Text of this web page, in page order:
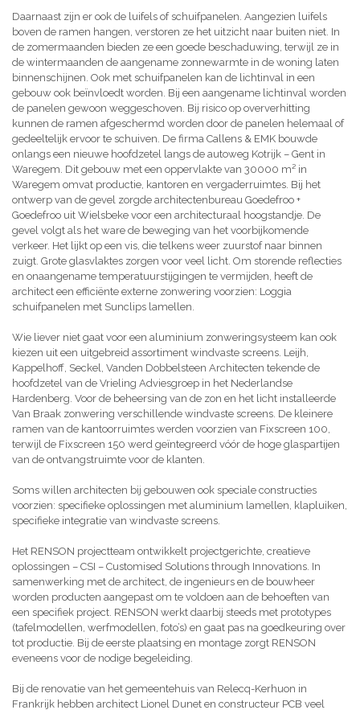
Daarnaast zijn er ook de luifels of schuifpanelen. Aangezien luifels
boven de ramen hangen, verstoren ze het uitzicht naar buiten niet. In
de zomermaanden bieden ze een goede beschaduwing, terwijl ze in
de wintermaanden de aangename zonnewarmte in de woning laten
binnenschijnen. Ook met schuifpanelen kan de lichtinval in een
gebouw ook beïnvloedt worden. Bij een aangename lichtinval worden
de panelen gewoon weggeschoven. Bij risico op oververhitting
kunnen de ramen afgeschermd worden door de panelen helemaal of
gedeeltelijk ervoor te schuiven. De firma Callens & EMK bouwde
onlangs een nieuwe hoofdzetel langs de autoweg Kotrijk – Gent in
Waregem. Dit gebouw met een oppervlakte van 30000 m² in
Waregem omvat productie, kantoren en vergaderruimtes. Bij het
ontwerp van de gevel zorgde architectenbureau Goedefroo +
Goedefroo uit Wielsbeke voor een architecturaal hoogstandje. De
gevel volgt als het ware de beweging van het voorbijkomende
verkeer. Het lijkt op een vis, die telkens weer zuurstof naar binnen
zuigt. Grote glasvlaktes zorgen voor veel licht. Om storende reflecties
en onaangename temperatuurstijgingen te vermijden, heeft de
architect een efficiënte externe zonwering voorzien: Loggia
schuifpanelen met Sunclips lamellen.
Wie liever niet gaat voor een aluminium zonweringsysteem kan ook
kiezen uit een uitgebreid assortiment windvaste screens. Leijh,
Kappelhoff, Seckel, Vanden Dobbelsteen Architecten tekende de
hoofdzetel van de Vrieling Adviesgroep in het Nederlandse
Hardenberg. Voor de beheersing van de zon en het licht installeerde
Van Braak zonwering verschillende windvaste screens. De kleinere
ramen van de kantoorruimtes werden voorzien van Fixscreen 100,
terwijl de Fixscreen 150 werd geïntegreerd vóór de hoge glaspartijen
van de ontvangstruimte voor de klanten.
Soms willen architecten bij gebouwen ook speciale constructies
voorzien: specifieke oplossingen met aluminium lamellen, klapluiken,
specifieke integratie van windvaste screens.
Het RENSON projectteam ontwikkelt projectgerichte, creatieve
oplossingen – CSI – Customised Solutions through Innovations. In
samenwerking met de architect, de ingenieurs en de bouwheer
worden producten aangepast om te voldoen aan de behoeften van
een specifiek project. RENSON werkt daarbij steeds met prototypes
(tafelmodellen, werfmodellen, foto’s) en gaat pas na goedkeuring over
tot productie. Bij de eerste plaatsing en montage zorgt RENSON
eveneens voor de nodige begeleiding.
Bij de renovatie van het gemeentehuis van Relecq-Kerhuon in
Frankrijk hebben architect Lionel Dunet en constructeur PCB veel